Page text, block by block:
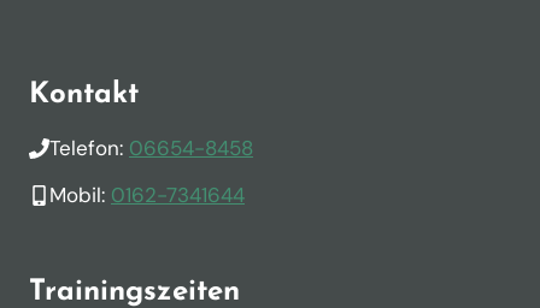
Kontakt
Telefon: 06654-8458
Mobil: 0162-7341644
Trainingszeiten